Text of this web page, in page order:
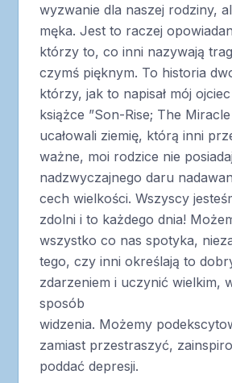
wyzwanie dla naszej rodziny,
męka. Jest to raczej
którzy to, co inni nazywają
czymś pięknym. To historia
którzy, jak to napisał mój
książce ”Son-Rise; The
ucałowali ziemię, którą inni
ważne, moi rodzice nie
nadzwyczajnego daru
cech wielkości. Wszyscy
zdolni i to każdego dnia!
wszystko co nas spotyka,
tego, czy inni określają to
zdarzeniem i uczynić wielkim,
sposób
widzenia. Możemy
zamiast przestraszyć,
poddać depresji.